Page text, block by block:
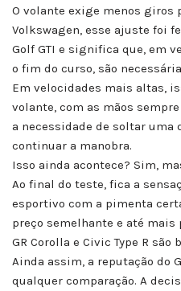
O volante exige menos giros
Volkswagen, esse ajuste foi
Golf GTI e significa que, em
o fim do curso, são
Em velocidades mais altas,
volante, com as mãos
a necessidade de soltar uma
continuar a manobra.
Isso ainda acontece? Sim,
Ao final do teste, fica a
esportivo com a pimenta
preço semelhante e até mais
GR Corolla e Civic Type R são
Ainda assim, a reputação do
qualquer comparação. A